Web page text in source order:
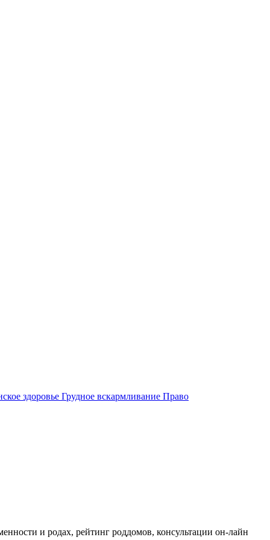
здоровье Грудное вскармливание Право
и родах, рейтинг роддомов, консультации он-лайн